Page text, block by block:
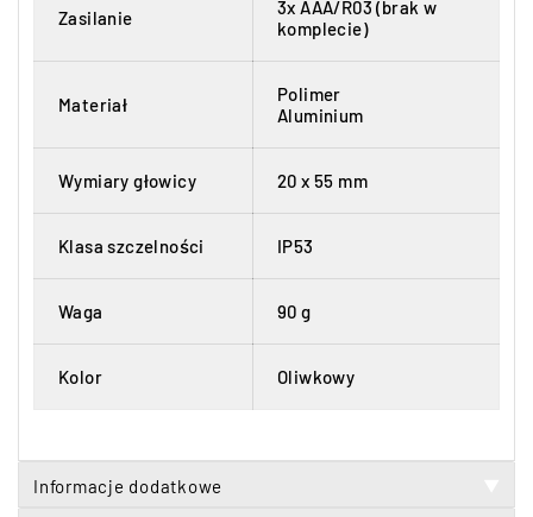
Zasilanie
3x AAA/R03 (brak w
komplecie)
Materiał
Polimer
Aluminium
Wymiary głowicy 20 x 55 mm
Klasa szczelności IP53
Waga 90 g
Kolor Oliwkowy
Informacje dodatkowe